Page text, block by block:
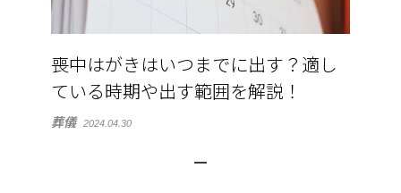
喪中はがきはいつまでに出す？適し
ている時期や出す範囲を解説！
葬儀 2024.04.30